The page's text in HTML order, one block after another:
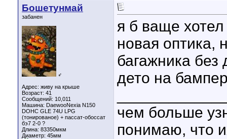
Бошетунмай
забанен
♂
Адрес: живу на крыше
Возраст: 41
Сообщений: 10,011
Машина: DaewooNexia N150
DOHC GLE 74U LPG
(тонированое) + пассат-обоссат
бэ7 2-0 ?
Длина: 83350мкм
Диаметр: 45мм
я б ваще хотел
новая оптика,
багажника без
дето на
чем больше
понимаю, что